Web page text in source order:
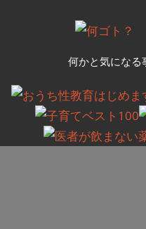
ツ
何かと気になる